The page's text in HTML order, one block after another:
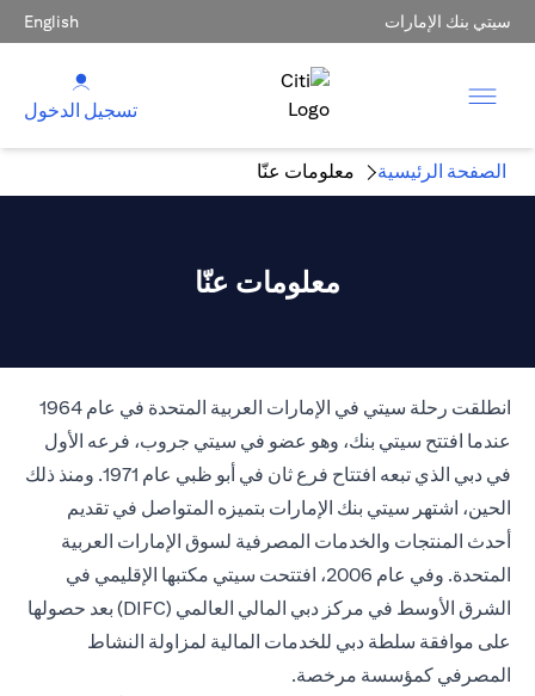
سيتي بنك الإمارات English
تسجيل الدخول
الصفحة الرئيسية معلومات عنّا
معلومات عنّا
انطلقت رحلة سيتي في الإمارات العربية المتحدة في عام 1964
عندما افتتح سيتي بنك، وهو عضو في سيتي جروب، فرعه الأول
في دبي الذي تبعه افتتاح فرع ثان في أبو ظبي عام 1971. ومنذ ذلك
الحين، اشتهر سيتي بنك الإمارات بتميزه المتواصل في تقديم
أحدث المنتجات والخدمات المصرفية لسوق الإمارات العربية
المتحدة. وفي عام 2006، افتتحت سيتي مكتبها الإقليمي في
الشرق الأوسط في مركز دبي المالي العالمي (DIFC) بعد حصولها
على موافقة سلطة دبي للخدمات المالية لمزاولة النشاط
المصرفي كمؤسسة مرخصة.